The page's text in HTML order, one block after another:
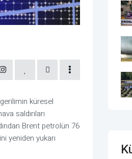
küresel
saldırıları
Brent petrolün 76
yeniden yukarı